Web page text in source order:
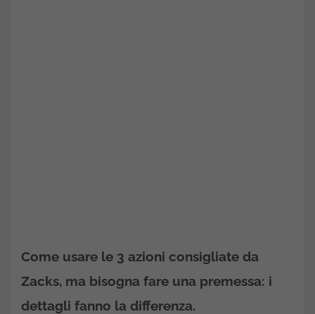
Come usare le 3 azioni consigliate da
Zacks, ma bisogna fare una premessa: i
dettagli fanno la differenza.